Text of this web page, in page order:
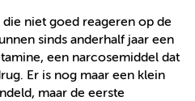
niet goed reageren op de
sinds anderhalf jaar een
een narcosemiddel dat
Er is nog maar een klein
maar de eerste